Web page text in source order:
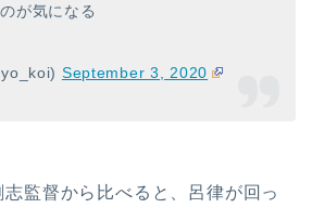
が気になる
September 3, 2020
監督から比べると、呂律が回っ